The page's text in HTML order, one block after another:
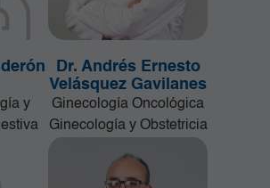
y
Dr. Andrés Ernesto
Velásquez Gavilanes
Ginecología Oncológica
Ginecología y Obstetricia